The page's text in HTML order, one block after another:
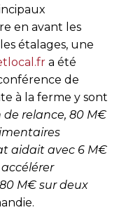
en avant les
étalages, une
a été
de
à la ferme y sont
de relance, 80 M€
aidait avec 6 M€
M€ sur deux